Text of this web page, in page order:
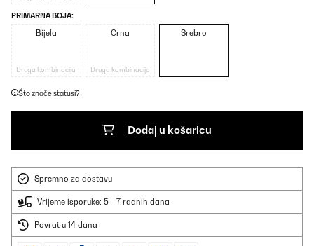
PRIMARNA BOJA:
Bijela
Druga kombinacija
Crna
Druga kombinacija
Srebro
Što znače statusi?
Dodaj u košaricu
Spremno za dostavu
Vrijeme isporuke: 5 - 7 radnih dana
Povrat u 14 dana